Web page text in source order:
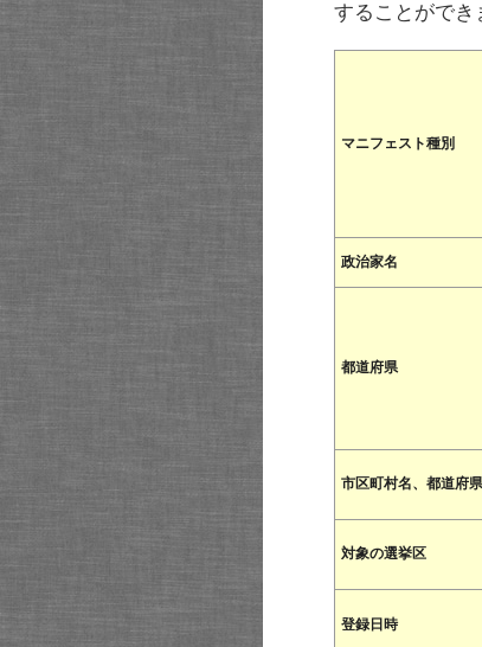
することができ
マニフェスト種別
政治家名
都道府県
市区町村名、都道府
対象の選挙区
登録日時